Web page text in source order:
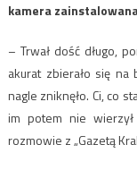
kamera
– Trwał dość długo,
akurat zbierało się na
nagle zniknęło. Ci, co
im potem nie
rozmowie z „Gazetą